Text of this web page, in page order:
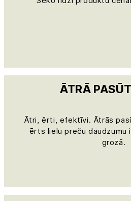
ĀTRĀ
Ātri, ērti, efektīvi. Ātrās
ērts lielu preču daudzumu
grozā.